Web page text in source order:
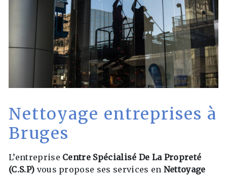
Nettoyage entreprises à
Bruges
L’entreprise Centre Spécialisé De La Propreté
(C.S.P) vous propose ses services en Nettoyage